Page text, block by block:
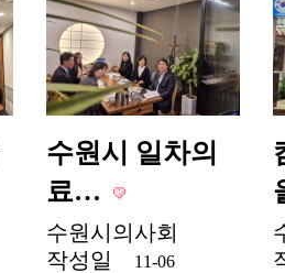
수원시 일차의
료…
수원시의사회
작성일
11-06